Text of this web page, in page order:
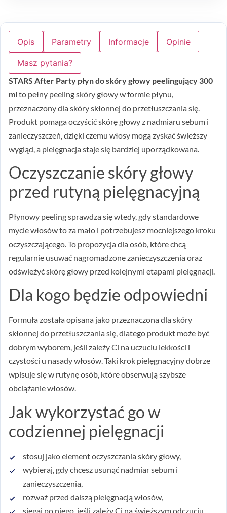
Opis Parametry Informacje Opinie
Masz pytania?
STARS After Party płyn do skóry głowy peelingujący 300
mlto pełny peeling skóry głowy w formie płynu,
przeznaczony dla skóry skłonnej do przetłuszczania się.
Produkt pomaga oczyścić skórę głowy z nadmiaru sebum i
zanieczyszczeń, dzięki czemu włosy mogą zyskać świeższy
wygląd, a pielęgnacja staje się bardziej uporządkowana.
Oczyszczanie skóry głowy
przed rutyną pielęgnacyjną
Płynowy peeling sprawdza się wtedy, gdy standardowe
mycie włosów to za mało i potrzebujesz mocniejszego kroku
oczyszczającego. To propozycja dla osób, które chcą
regularnie usuwać nagromadzone zanieczyszczenia oraz
odświeżyć skórę głowy przed kolejnymi etapami pielęgnacji.
Dla kogo będzie odpowiedni
Formuła została opisana jako przeznaczona dla skóry
skłonnej do przetłuszczania się, dlatego produkt może być
dobrym wyborem, jeśli zależy Ci na uczuciu lekkości i
czystości u nasady włosów. Taki krok pielęgnacyjny dobrze
wpisuje się w rutynę osób, które obserwują szybsze
obciążanie włosów.
Jak wykorzystać go w
codziennej pielęgnacji
stosuj jako element oczyszczania skóry głowy,
wybieraj, gdy chcesz usunąć nadmiar sebum i
zanieczyszczenia,
rozważ przed dalszą pielęgnacją włosów,
sięgaj po niego, jeśli zależy Ci na świeższym odczuciu